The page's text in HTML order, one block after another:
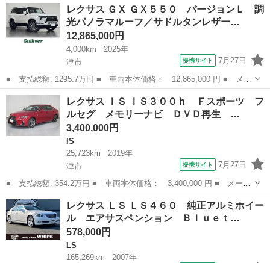
ｈ ＥＴＣ クリアランスソナー オートクルーズコントロール バ
ックカメラ ...
三重 三重郡 IS
レクサス ＧＸ ＧＸ５５０ バージョンＬ 調
光パノラマルーフ／サドルタンレザー…
12,865,000円
4,000km
2025年
津市
提携サイト 7月27日
■ 支払総額: 1295.7万円 ■ 車両本体価格： 12,865,000 円 ■ メー
カー名： レクサス ■ 車種名： ＧＸ ■ グレード名： ＧＸ５５
０ バージョンＬ 調光パノラマルーフ／サドルタンレザー／１４イ
ンチナ...
三重 津市 レクサス
レクサス ＩＳ ＩＳ３００ｈ Ｆスポーツ フ
ルセグ メモリーナビ ＤＶＤ再生 …
3,400,000円
IS
25,723km
2019年
津市
提携サイト 7月27日
■ 支払総額: 354.2万円 ■ 車両本体価格： 3,400,000 円 ■ メーカ
ー名： レクサス ■ 車種名： ＩＳ ■ グレード名： ＩＳ３００
ｈ Ｆスポーツ フルセグ メモリーナビ ＤＶＤ再生 ミュージッ
クプレイ...
三重 津市 IS
レクサス ＬＳ ＬＳ４６０ 純正アルミホイー
ル エアサスペンション Ｂｌｕｅｔ…
578,000円
LS
165,269km
2007年